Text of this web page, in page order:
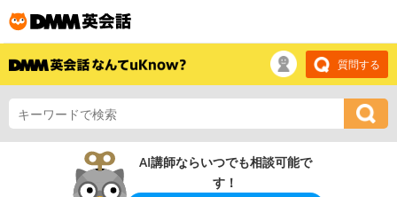
質問する
AI講師ならいつでも相談可能で
す！